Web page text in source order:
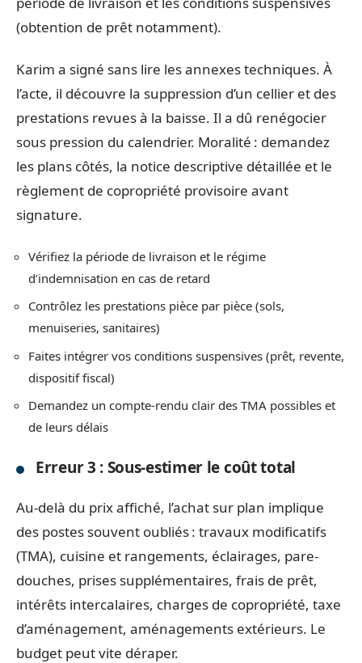
(obtention de prêt notamment).
Karim a signé sans lire les annexes techniques. À
l’acte, il découvre la suppression d’un cellier et des
prestations revues à la baisse. Il a dû renégocier
sous pression du calendrier. Moralité : demandez
les plans côtés, la notice descriptive détaillée et le
règlement de copropriété provisoire avant
signature.
Vérifiez la période de livraison et le régime
d’indemnisation en cas de retard
Contrôlez les prestations pièce par pièce (sols,
menuiseries, sanitaires)
Faites intégrer vos conditions suspensives (prêt, revente,
dispositif fiscal)
Demandez un compte-rendu clair des TMA possibles et
de leurs délais
Erreur 3 : Sous-estimer le coût total
Au-delà du prix affiché, l’achat sur plan implique
des postes souvent oubliés : travaux modificatifs
(TMA), cuisine et rangements, éclairages, pare-
douches, prises supplémentaires, frais de prêt,
intérêts intercalaires, charges de copropriété, taxe
d’aménagement, aménagements extérieurs. Le
budget peut vite déraper.